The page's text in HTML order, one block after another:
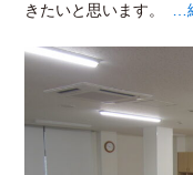
きたいと思います。
…